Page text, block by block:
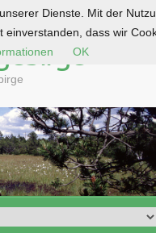
Dienste. Mit der
einverstanden, dass wir
OK